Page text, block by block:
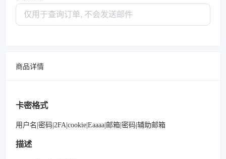
商品详情
卡密格式
用户名|密码|2FA|cookie|Eaaaa|邮箱|密码|辅助邮箱
描述